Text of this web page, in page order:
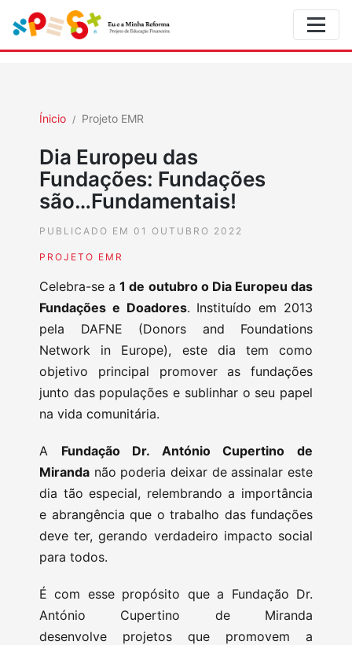
Ínicio Projeto EMR
Dia Europeu das
Fundações: Fundações
são…Fundamentais!
PUBLICADO EM 01 OUTUBRO 2022
PROJETO EMR
Celebra-se a1 de outubro o Dia Europeu das
Fundações e Doadores. Instituído em 2013
pela DAFNE (Donors and Foundations
Network in Europe), este dia tem como
objetivo principal promover as fundações
junto das populações e sublinhar o seu papel
na vida comunitária.
A Fundação Dr. António Cupertino de
Miranda não poderia deixar de assinalar este
dia tão especial, relembrando a importância
e abrangência que o trabalho das fundações
deve ter, gerando verdadeiro impacto social
para todos.
É com esse propósito que a Fundação Dr.
António Cupertino de Miranda
desenvolve projetos que promovem a